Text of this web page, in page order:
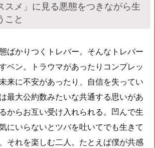
スメ」に見る悪態をつきながら生
こと
ばかりつくトレバー。そんなトレバー
ベン。トラウマがあったりコンプレッ
来に不安があったり、自信を失ってい
最大公約数みたいな共通する思いがあ
からお互い受け入れられる。凹んで生
にいらないとツバを吐いてでも生きて
それを楽しむ二人。たとえば僕が共感